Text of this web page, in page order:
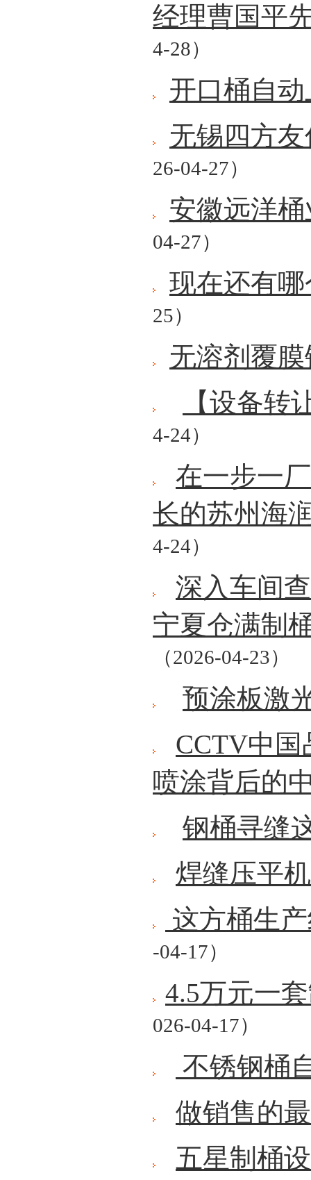
经理曹国平
4-28）
开口桶自
无锡四方
26-04-27）
安徽远洋
04-27）
现在还有
25）
无溶剂覆
【设备转
4-24）
在一步一
长的苏州海
4-24）
深入车间
宁夏仓满制
（2026-04-23）
预涂板激
CCTV中
喷涂背后的
钢桶寻缝
焊缝压平
这方桶生
-04-17）
4.5万元一
026-04-17）
不锈钢桶
做销售的
五星制桶